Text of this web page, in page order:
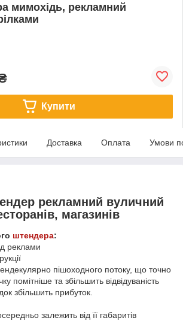
мимохідь, рекламний
Купити
Доставка Оплата Умови
рекламний вуличний
магазинів
штендера:
реклами
пішоходного потоку, що точно
помітніше та збільшить відвідуваність
збільшить прибуток.
залежить від її габаритів